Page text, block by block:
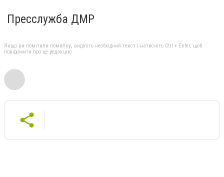
Пресслужба ДМР
Якщо ви помітили помилку, виділіть необхідний текст і натисніть Ctrl + Enter, щоб
повідомити про це редакцію